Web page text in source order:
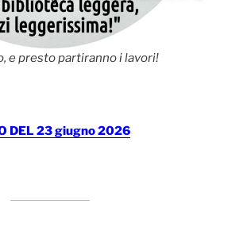
e presto partiranno i lavori!
DEL 23 giugno 2026